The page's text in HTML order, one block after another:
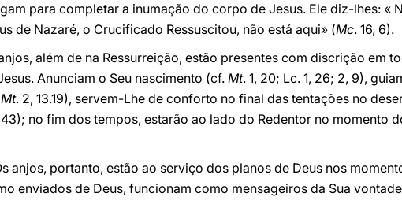
para completar a inumação do corpo de Jesus. Ele diz-lhes: «
de Nazaré, o Crucificado Ressuscitou, não está aqui» (Mc. 16, 6).
além de na Ressurreição, estão presentes com discrição em
Anunciam o Seu nascimento (cf. Mt. 1, 20; Lc. 1, 26; 2, 9),
Mt. 2, 13.19), servem-Lhe de conforto no final das tentações no
no fim dos tempos, estarão ao lado do Redentor no momento
anjos, portanto, estão ao serviço dos planos de Deus nos
enviados de Deus, funcionam como mensageiros da Sua